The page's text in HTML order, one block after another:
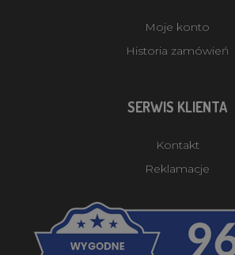
Moje konto
Historia zamówień
SERWIS KLIENTA
Kontakt
Reklamacje